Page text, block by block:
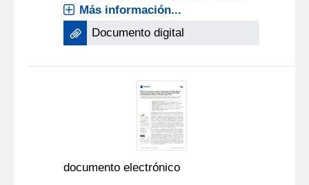
Más información...
Documento digital
documento electrónico